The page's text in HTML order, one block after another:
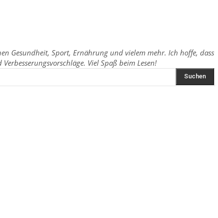
Gesundheit, Sport, Ernährung und vielem mehr. Ich hoffe, dass
Viel Spaß beim Lesen!
Suchen